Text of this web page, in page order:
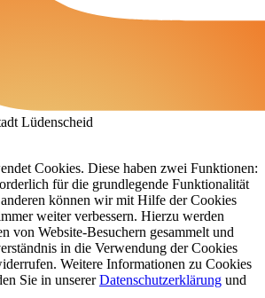
Lüdenscheid
Cookies. Diese haben zwei Funktionen:
für die grundlegende Funktionalität
können wir mit Hilfe der Cookies
weiter verbessern. Hierzu werden
von Website-Besuchern gesammelt und
in die Verwendung der Cookies
Weitere Informationen zu Cookies
Sie in unsererDatenschutzerklärung und